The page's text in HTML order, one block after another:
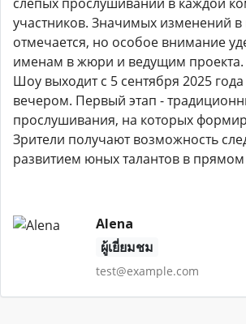
участников. Значимых изменений в
отмечается, но особое внимание
именам в жюри и ведущим
Шоу выходит с 5 сентября 2025
вечером. Первый этап -
прослушивания, на которых
Зрители получают возможность
развитием юных талантов в
Alena
ผู้เยี่ยมชม
test@example.com